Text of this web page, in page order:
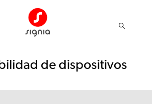
de dispositivos